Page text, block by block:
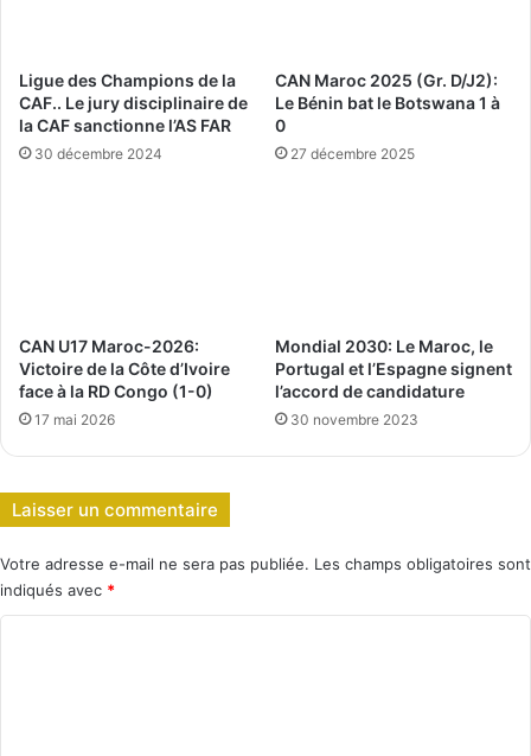
Ligue des Champions de la
CAF.. Le jury disciplinaire de
la CAF sanctionne l’AS FAR
30 décembre 2024
CAN Maroc 2025 (Gr. D/J2):
Le Bénin bat le Botswana 1 à
0
27 décembre 2025
CAN U17 Maroc-2026:
Victoire de la Côte d’Ivoire
face à la RD Congo (1-0)
17 mai 2026
Mondial 2030: Le Maroc, le
Portugal et l’Espagne signent
l’accord de candidature
30 novembre 2023
Laisser un commentaire
Votre adresse e-mail ne sera pas publiée. Les champs obligatoires sont
indiqués avec *